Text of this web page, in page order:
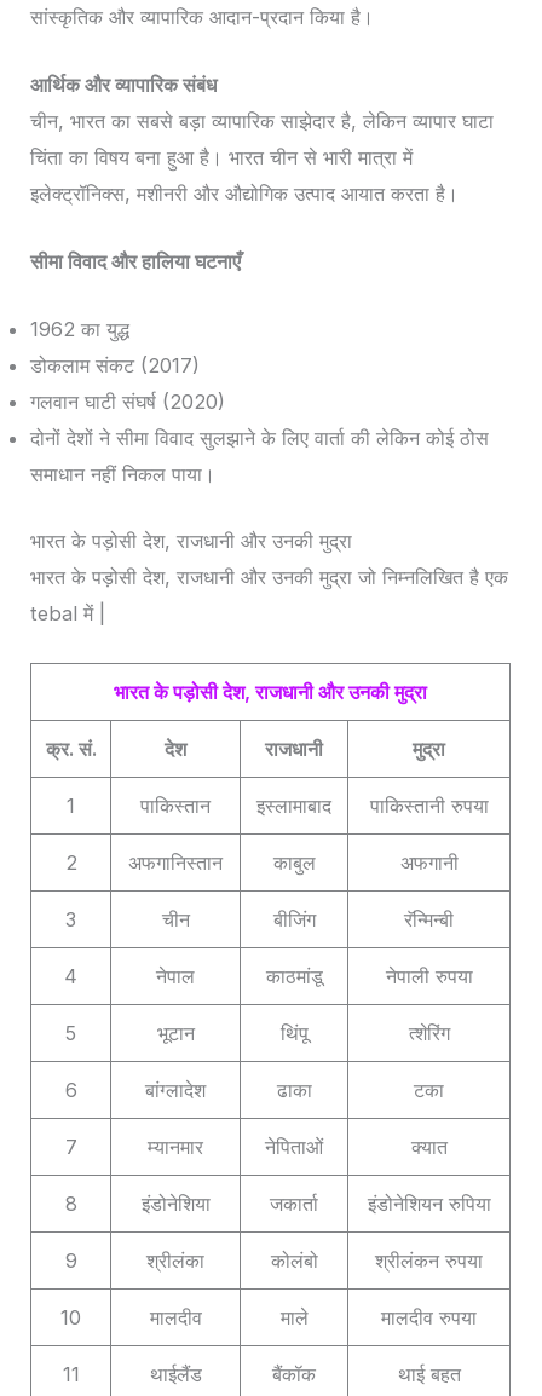
सांस्कृतिक और व्यापारिक आदान-प्रदान किया है।
आर्थिक और व्यापारिक संबंध
चीन, भारत का सबसे बड़ा व्यापारिक साझेदार है, लेकिन व्यापार घाटा
चिंता का विषय बना हुआ है। भारत चीन से भारी मात्रा में
इलेक्ट्रॉनिक्स, मशीनरी और औद्योगिक उत्पाद आयात करता है।
सीमा विवाद और हालिया घटनाएँ
1962 का युद्ध
डोकलाम संकट (2017)
गलवान घाटी संघर्ष (2020)
दोनों देशों ने सीमा विवाद सुलझाने के लिए वार्ता की लेकिन कोई ठोस
समाधान नहीं निकल पाया।
भारत के पड़ोसी देश, राजधानी और उनकी मुद्रा
भारत के पड़ोसी देश, राजधानी और उनकी मुद्रा जो निम्नलिखित है एक
tebal में |
भारत के पड़ोसी देश, राजधानी और उनकी मुद्रा
क्र. सं. देश राजधानी मुद्रा
1 पाकिस्तान इस्लामाबाद पाकिस्तानी रुपया
2 अफगानिस्तान काबुल अफगानी
3 चीन बीजिंग रॅन्मिन्बी
4 नेपाल काठमांडू नेपाली रुपया
5 भूटान थिंपू त्शेरिंग
6 बांग्लादेश ढाका टका
7 म्यानमार नेपिताओं क्यात
8 इंडोनेशिया जकार्ता इंडोनेशियन रुपिया
9 श्रीलंका कोलंबो श्रीलंकन रुपया
10 मालदीव माले मालदीव रुपया
11 थाईलैंड बैंकॉक थाई बहत